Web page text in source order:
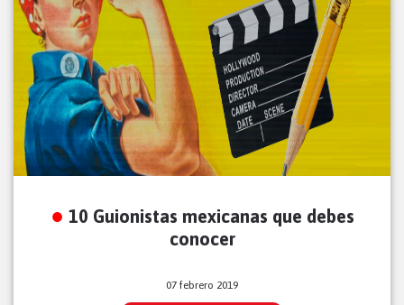
10 Guionistas mexicanas que debes
conocer
07 febrero 2019